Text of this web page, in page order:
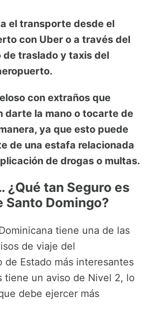
el transporte desde el
con Uber o a través del
de traslado y taxis del
con extraños que
darte la mano o tocarte de
ya que esto puede
de una estafa relacionada
de drogas o multas.
¿Qué tan Seguro es
Santo Domingo?
tiene una de las
de viaje del
de Estado más interesantes
tiene un aviso de Nivel 2, lo
debe ejercer más